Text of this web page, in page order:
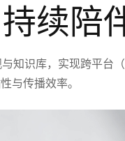
续陪
知识库，实现跨平台
与传播效率。